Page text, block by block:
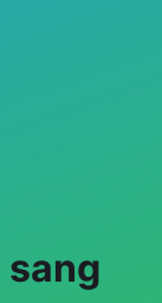
sang